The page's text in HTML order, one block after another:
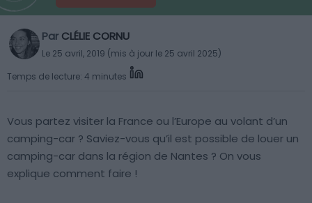
Par CLÉLIE CORNU
Le 25 avril, 2019 (mis à jour le 25 avril 2025)
Temps de lecture: 4 minutes
Vous partez visiter la France ou l’Europe au volant d’un
camping-car ? Saviez-vous qu’il est possible de louer un
camping-car dans la région de Nantes ? On vous
explique comment faire !